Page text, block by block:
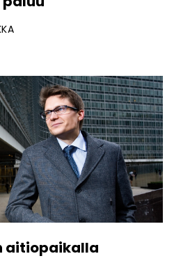
aitiopaikalla